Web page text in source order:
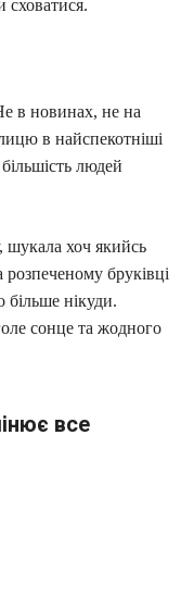
сховатися.
в новинах, не на
в найспекотніші
людей
шукала хоч якийсь
бруківці
нікуди.
сонце та жодного
все